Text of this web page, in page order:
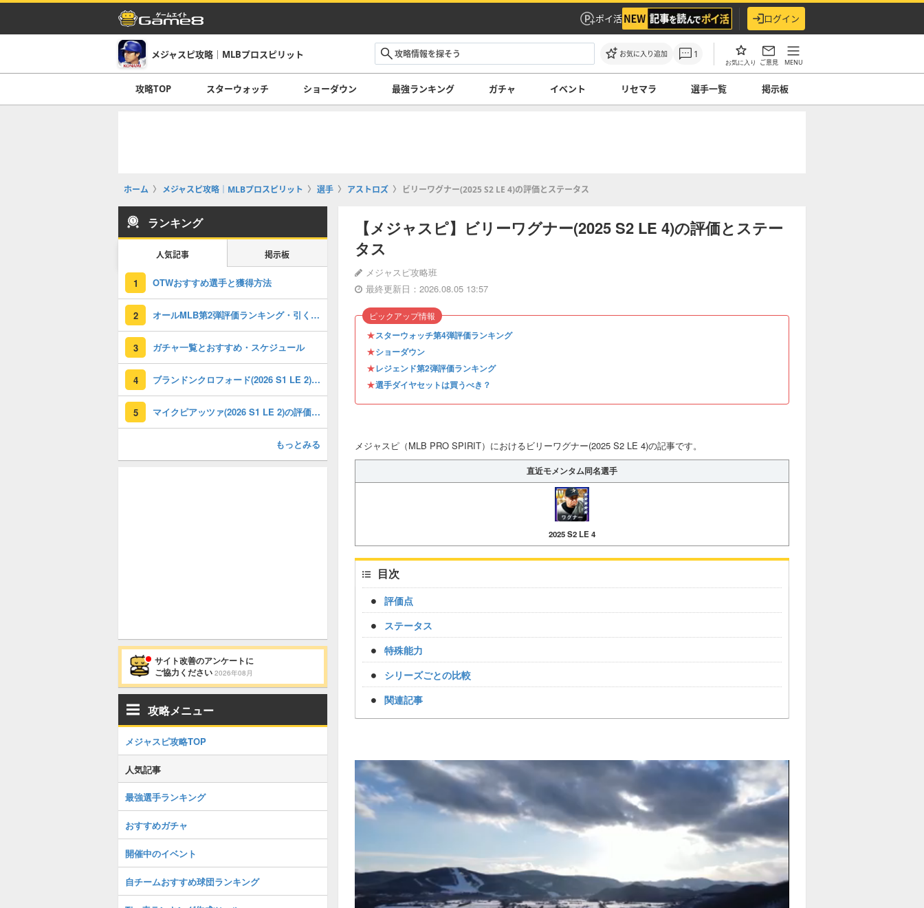
ポイ活 ログイン
メジャスピ攻略｜MLBプロスピリット お気に入り追加 1
お気に入り ご意見 MENU
攻略TOP スターウォッチ ショーダウン 最強ランキング ガチャ イベント リセマラ 選手一覧 掲示板
ホーム メジャスピ攻略｜MLBプロスピリット 選手 アストロズ ビリーワグナー(2025 S2 LE 4)の評価とステータス
【メジャスピ】ビリーワグナー(2025 S2 LE 4)の評価とステー
タス
メジャスピ攻略班
最終更新日：2026.08.05 13:57
★スターウォッチ第4弾評価ランキング
★ショーダウン
★レジェンド第2弾評価ランキング
★選手ダイヤセットは買うべき？
ピックアップ情報
メジャスピ（MLB PRO SPIRIT）におけるビリーワグナー(2025 S2 LE 4)の記事です。
直近モメンタム同名選手
2025 S2 LE 4
目次
評価点
ステータス
特殊能力
シリーズごとの比較
関連記事
ランキング
人気記事 掲示板
1 OTWおすすめ選手と獲得方法
2 オールMLB第2弾評価ランキング・引くべき？
3 ガチャ一覧とおすすめ・スケジュール
4 ブランドンクロフォード(2026 S1 LE 2)の評価とステータス
5 マイクピアッツァ(2026 S1 LE 2)の評価とステータス
もっとみる
サイト改善のアンケートに
ご協力ください 2026年08月
攻略メニュー
メジャスピ攻略TOP
人気記事
最強選手ランキング
おすすめガチャ
開催中のイベント
自チームおすすめ球団ランキング